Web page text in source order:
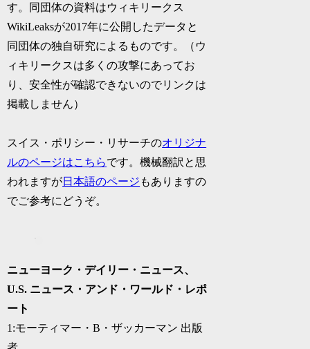
す。同団体の資料はウィキリークス
WikiLeaksが2017年に公開したデータと
同団体の独自研究によるものです。（ウ
ィキリークスは多くの攻撃にあってお
り、安全性が確認できないのでリンクは
掲載しません）
スイス・ポリシー・リサーチのオリジナ
ルのページはこちらです。機械翻訳と思
われますが日本語のページ もありますの
でご参考にどうぞ。
ニューヨーク・デイリー・ニュース、
U.S. ニュース・アンド・ワールド・レポ
ート
1:モーティマー・B・ザッカーマン 出版